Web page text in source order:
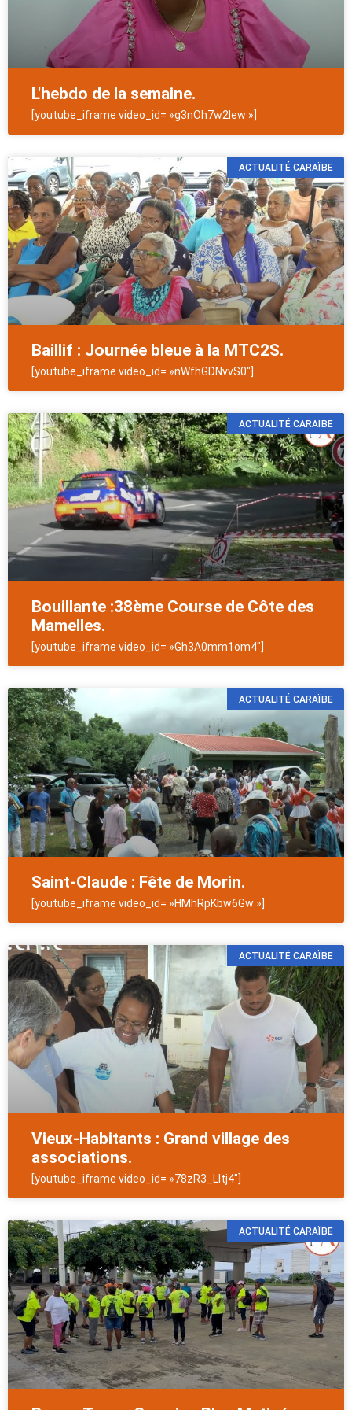
L'hebdo de la semaine.
[youtube_iframe video_id= »g3nOh7w2lew »]
ACTUALITÉ CARAÏBE
Baillif : Journée bleue à la MTC2S.
[youtube_iframe video_id= »nWfhGDNvvS0″]
ACTUALITÉ CARAÏBE
Bouillante :38ème Course de Côte des
Mamelles.
[youtube_iframe video_id= »Gh3A0mm1om4″]
ACTUALITÉ CARAÏBE
Saint-Claude : Fête de Morin.
[youtube_iframe video_id= »HMhRpKbw6Gw »]
ACTUALITÉ CARAÏBE
Vieux-Habitants : Grand village des
associations.
[youtube_iframe video_id= »78zR3_LItj4″]
ACTUALITÉ CARAÏBE